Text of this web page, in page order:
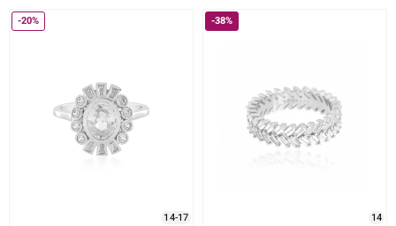
TIPO DI METALLO
TAGLIO ESATTO
-20%
14-17
-38%
14